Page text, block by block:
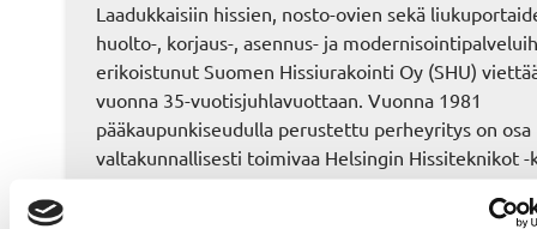
Laadukkaisiin hissien, nosto-ovien sekä
huolto-, korjaus-, asennus- ja
erikoistunut Suomen Hissiurakointi Oy (SHU)
vuonna 35-vuotisjuhlavuottaan. Vuonna 1981
pääkaupunkiseudulla perustettu perheyritys on osa
valtakunnallisesti toimivaa Helsingin Hissiteknikot -
ja sillä on Helsingin ohella toimipisteet Mikkelissä,
Kuopiossa, Tampereella, Lahdessa sekä